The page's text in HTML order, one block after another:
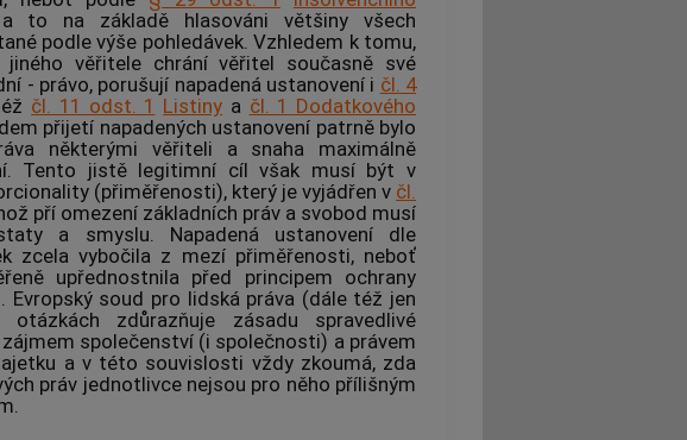
to na základě hlasováni většiny všech
podle výše pohledávek. Vzhledem k tomu,
jiného věřitele chrání věřitel současně své
- právo, porušují napadená ustanovení i čl. 4
čl. 11 odst. 1 Listiny a čl. 1 Dodatkového
přijetí napadených ustanovení patrně bylo
některými věřiteli a snaha maximálně
. Tento jistě legitimní cíl však musí být v
(přiměřenosti), který je vyjádřen v čl.
pří omezení základních práv a svobod musí
a smyslu. Napadená ustanovení dle
zcela vybočila z mezí přiměřenosti, neboť
upřednostnila před principem ochrany
Evropský soud pro lidská práva (dále též jen
zdůrazňuje zásadu spravedlivé
společenství (i společnosti) a právem
a v této souvislosti vždy zkoumá, zda
práv jednotlivce nejsou pro něho přílišným